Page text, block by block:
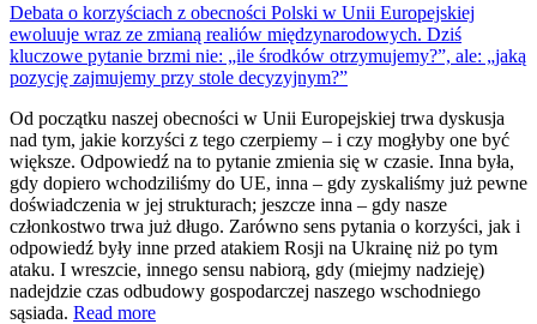
Debata o korzyściach z obecności Polski w Unii Europejskiej
ewoluuje wraz ze zmianą realiów międzynarodowych. Dziś
kluczowe pytanie brzmi nie: „ile środków otrzymujemy?”, ale: „jaką
pozycję zajmujemy przy stole decyzyjnym?”
Od początku naszej obecności w Unii Europejskiej trwa dyskusja
nad tym, jakie korzyści z tego czerpiemy – i czy mogłyby one być
większe. Odpowiedź na to pytanie zmienia się w czasie. Inna była,
gdy dopiero wchodziliśmy do UE, inna – gdy zyskaliśmy już pewne
doświadczenia w jej strukturach; jeszcze inna – gdy nasze
członkostwo trwa już długo. Zarówno sens pytania o korzyści, jak i
odpowiedź były inne przed atakiem Rosji na Ukrainę niż po tym
ataku. I wreszcie, innego sensu nabiorą, gdy (miejmy nadzieję)
nadejdzie czas odbudowy gospodarczej naszego wschodniego
sąsiada. Read more